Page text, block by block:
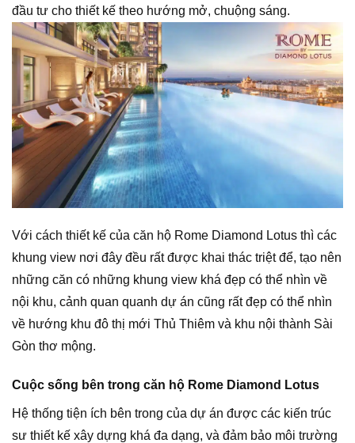
đầu tư cho thiết kế theo hướng mở, chuộng sáng.
Với cách thiết kế của căn hộ Rome Diamond Lotus thì các
khung view nơi đây đều rất được khai thác triệt để, tạo nên
những căn có những khung view khá đẹp có thể nhìn về
nội khu, cảnh quan quanh dự án cũng rất đẹp có thể nhìn
về hướng khu đô thị mới Thủ Thiêm và khu nội thành Sài
Gòn thơ mộng.
Cuộc sống bên trong căn hộ Rome Diamond Lotus
Hệ thống tiện ích bên trong của dự án được các kiến trúc
sư thiết kế xây dựng khá đa dạng, và đảm bảo môi trường